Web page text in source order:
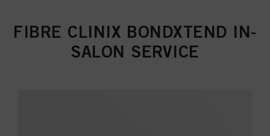
FIBRE CLINIX BONDXTEND IN-
SALON SERVICE